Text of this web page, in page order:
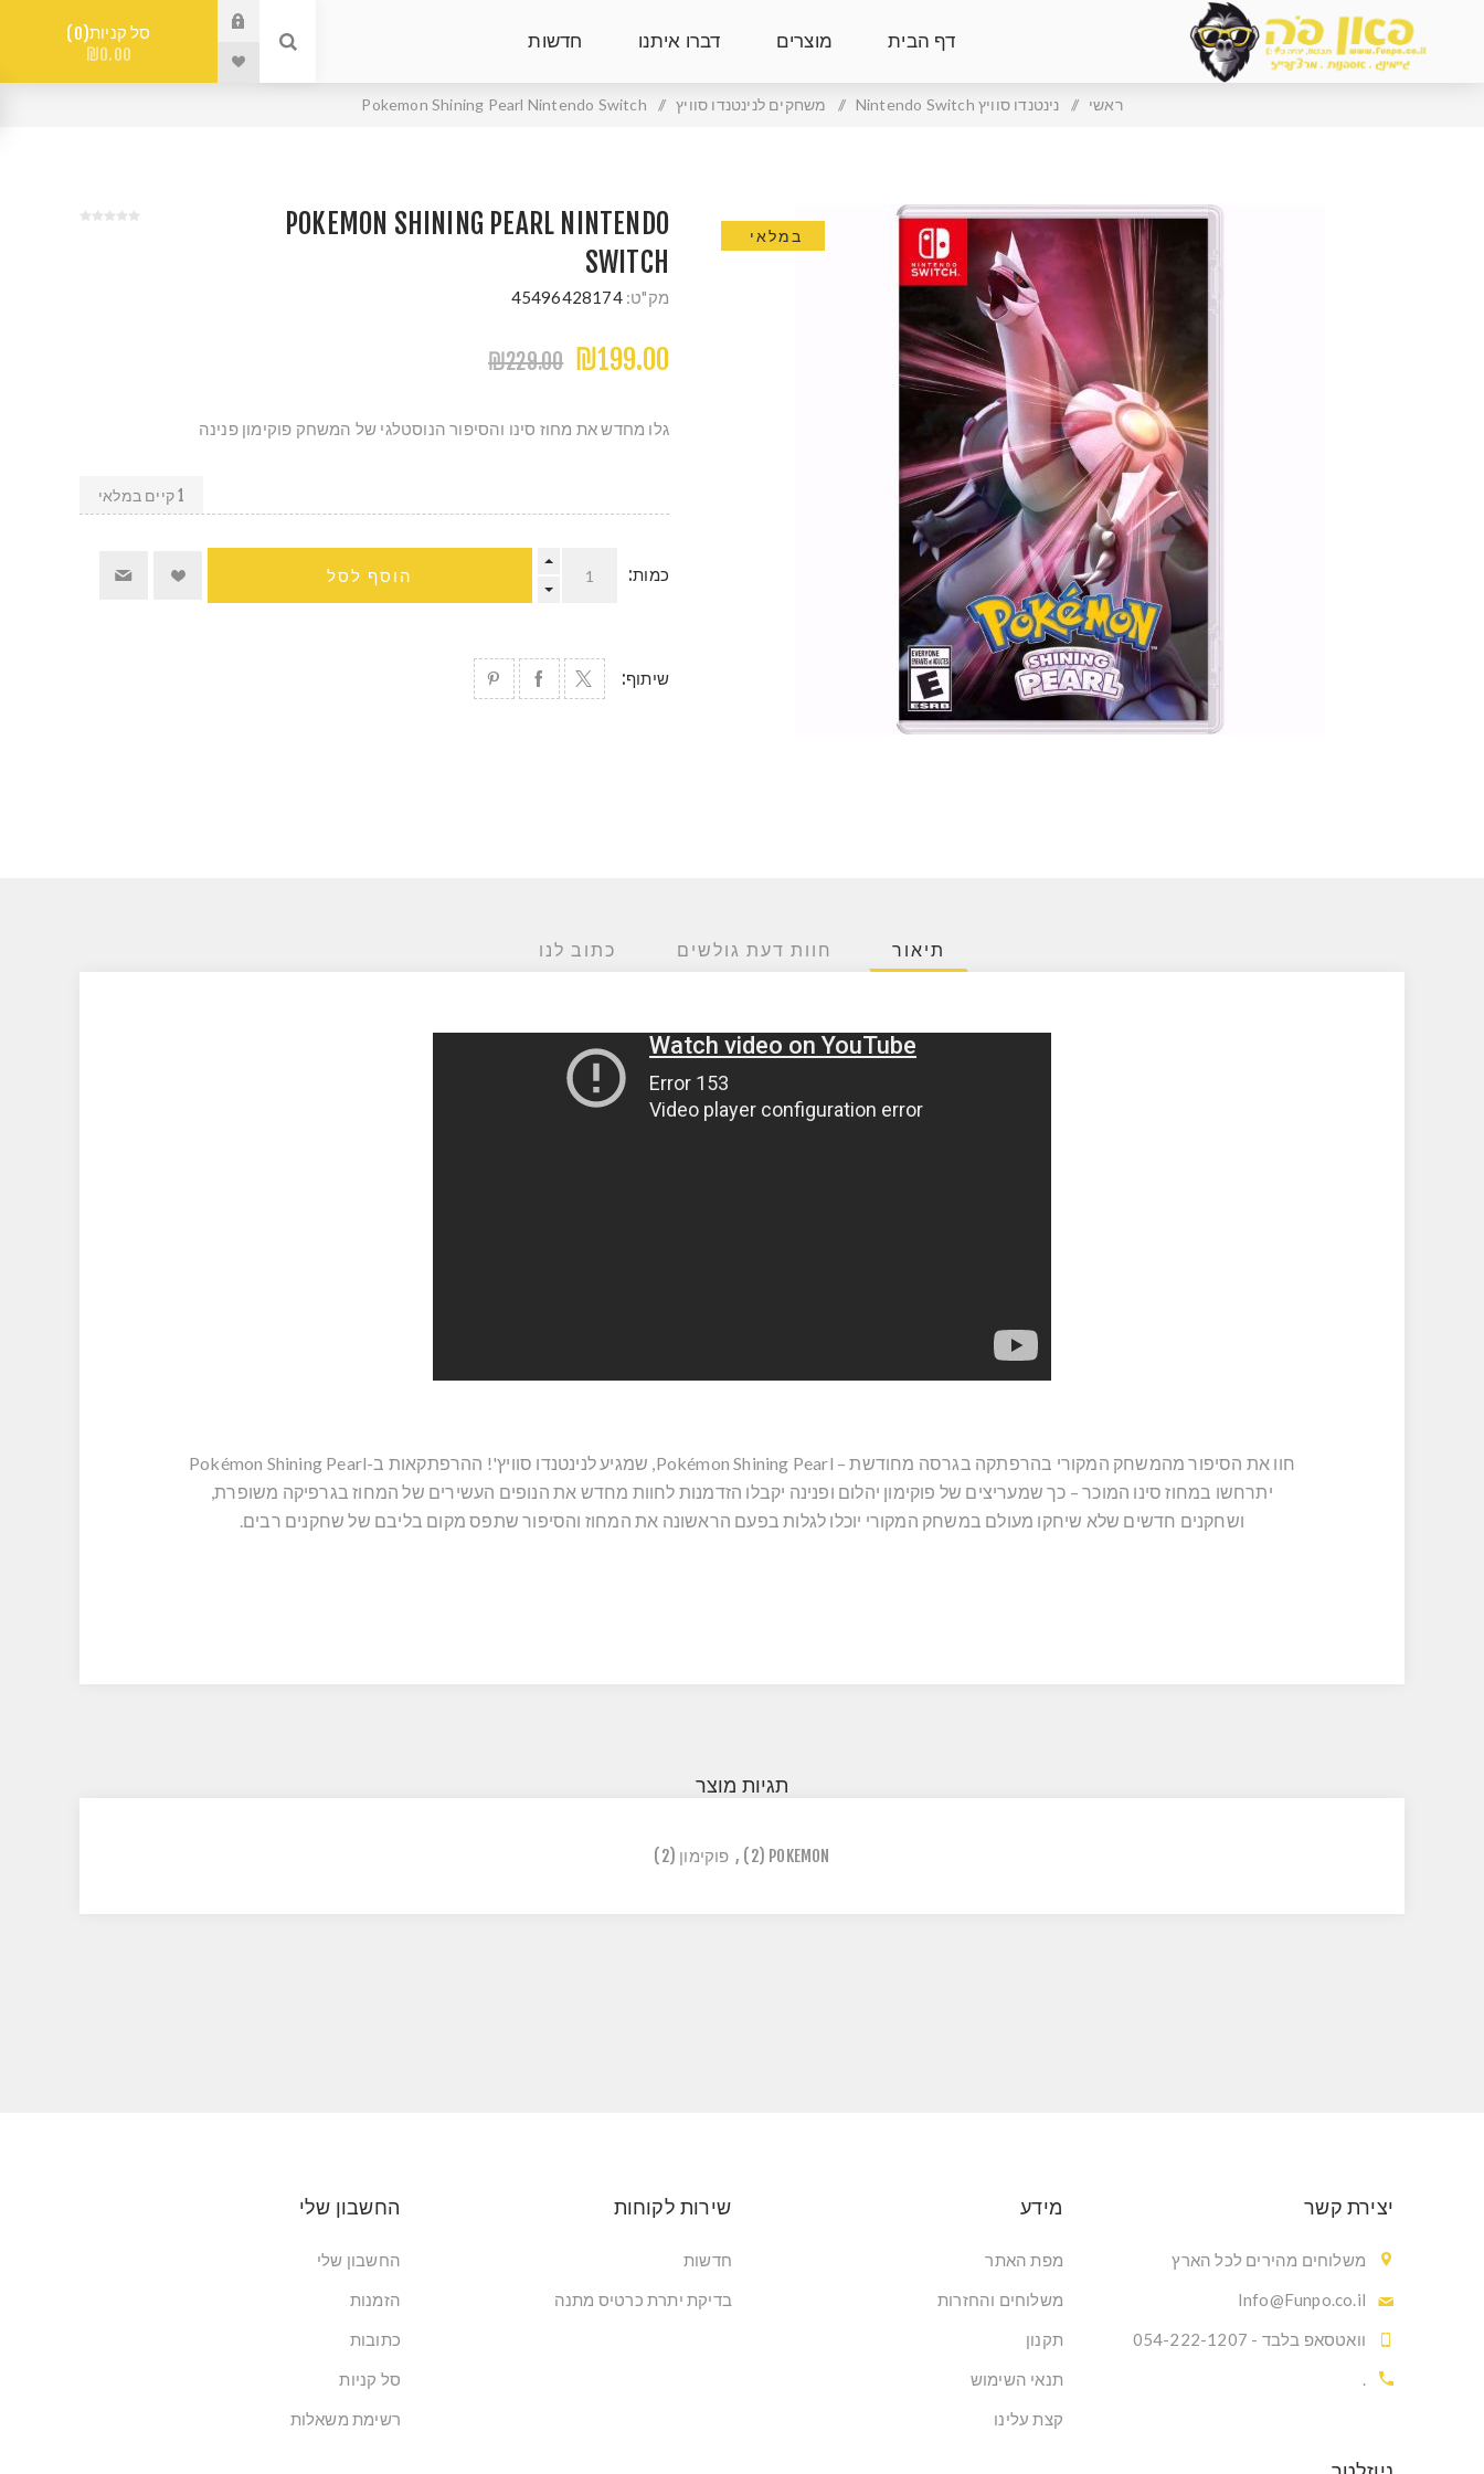
דף הבית מוצרים דברו איתנו חדשות סל קניות 0
₪0.00
ראשי / נינטנדו סוויץ Nintendo Switch / משחקים לנינטנדו סוויץ /
Pokemon Shining Pearl Nintendo Switch
במלאי
POKEMON SHINING PEARL NINTENDO
SWITCH
מק"ט: 45496428174
₪199.00
₪229.00
גלו מחדש את מחוז סינו והסיפור הנוסטלגי של המשחק פוקימון פנינה
1 קיים במלאי
כמות: הוסף לסל
שיתוף:
תיאור חוות דעת גולשים כתוב לנו
חוו את הסיפור מהמשחק המקורי בהרפתקה בגרסה מחודשת – Pokémon Shining Pearl, שמגיע לנינטנדו סוויץ'! ההרפתקאות ב-Pokémon Shining Pearl
יתרחשו במחוז סינו המוכר – כך שמעריצים של פוקימון יהלום ופנינה יקבלו הזדמנות לחוות מחדש את הנופים העשירים של המחוז בגרפיקה משופרת,
ושחקנים חדשים שלא שיחקו מעולם במשחק המקורי יוכלו לגלות בפעם הראשונה את המחוז והסיפור שתפס מקום בליבם של שחקנים רבים.
תגיות מוצר
POKEMON
(2)
, פוקימון (2)
יצירת קשר
משלוחים מהירים לכל הארץ
Info@Funpo.co.il
וואטסאפ בלבד - 054-222-1207
.
מידע
מפת האתר
משלוחים והחזרות
תקנון
תנאי השימוש
קצת עלינו
שירות לקוחות
חדשות
בדיקת יתרת כרטיס מתנה
החשבון שלי
החשבון שלי
הזמנות
כתובות
סל קניות
רשימת משאלות